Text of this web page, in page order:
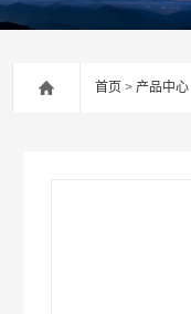
首页 >产品中心